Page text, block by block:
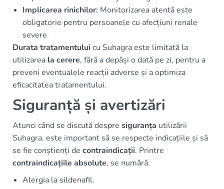
Implicarea rinichilor: Monitorizarea atentă este
obligatorie pentru persoanele cu afecțiuni renale
severe.
Durata tratamentuluicu Suhagra este limitată la
utilizarea la cerere, fără a depăși o dată pe zi, pentru a
preveni eventualele reacții adverse și a optimiza
eficacitatea tratamentului.
Siguranță și avertizări
Atunci când se discută despre siguranța utilizării
Suhagra, este important să se respecte indicațiile și să
se fie conștienți de contraindicații. Printre
contraindicațiile absolute, se numără:
Alergia la sildenafil.